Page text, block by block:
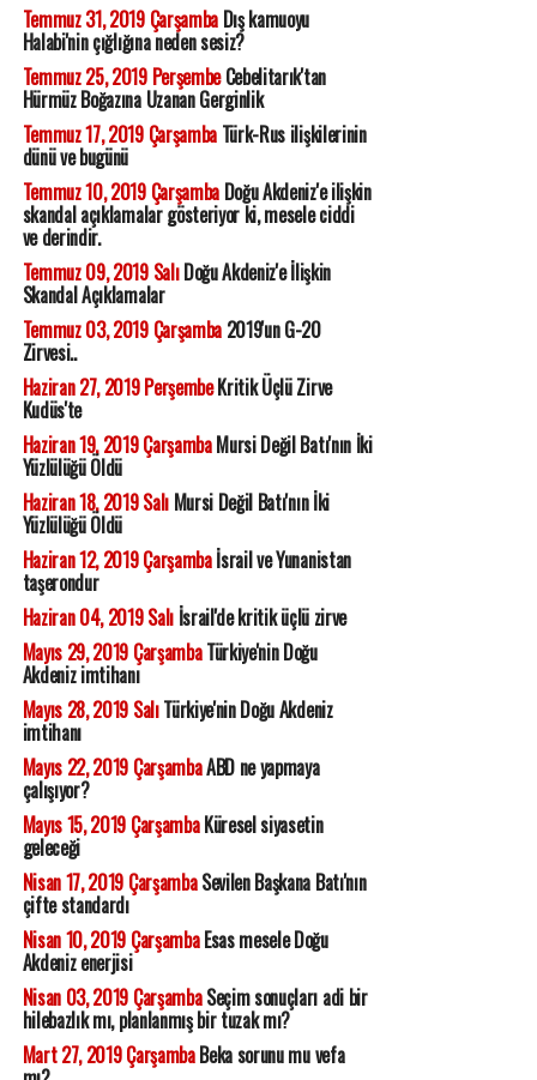
Temmuz 31, 2019 ÇarşambaDış kamuoyu
Halabi'nin çığlığına neden sesiz?
Temmuz 25, 2019 PerşembeCebelitarık'tan
Hürmüz Boğazına Uzanan Gerginlik
Temmuz 17, 2019 ÇarşambaTürk-Rus ilişkilerinin
dünü ve bugünü
Temmuz 10, 2019 ÇarşambaDoğu Akdeniz'e ilişkin
skandal açıklamalar gösteriyor ki, mesele ciddi
ve derindir.
Temmuz 09, 2019 SalıDoğu Akdeniz'e İlişkin
Skandal Açıklamalar
Temmuz 03, 2019 Çarşamba2019'un G-20
Zirvesi..
Haziran 27, 2019 PerşembeKritik Üçlü Zirve
Kudüs'te
Haziran 19, 2019 ÇarşambaMursi Değil Batı'nın İki
Yüzlülüğü Öldü
Haziran 18, 2019 SalıMursi Değil Batı'nın İki
Yüzlülüğü Öldü
Haziran 12, 2019 Çarşambaİsrail ve Yunanistan
taşerondur
Haziran 04, 2019 Salıİsrail'de kritik üçlü zirve
Mayıs 29, 2019 ÇarşambaTürkiye'nin Doğu
Akdeniz imtihanı
Mayıs 28, 2019 SalıTürkiye'nin Doğu Akdeniz
imtihanı
Mayıs 22, 2019 ÇarşambaABD ne yapmaya
çalışıyor?
Mayıs 15, 2019 ÇarşambaKüresel siyasetin
geleceği
Nisan 17, 2019 ÇarşambaSevilen Başkana Batı'nın
çifte standardı
Nisan 10, 2019 ÇarşambaEsas mesele Doğu
Akdeniz enerjisi
Nisan 03, 2019 ÇarşambaSeçim sonuçları adi bir
hilebazlık mı, planlanmış bir tuzak mı?
Mart 27, 2019 ÇarşambaBeka sorunu mu vefa